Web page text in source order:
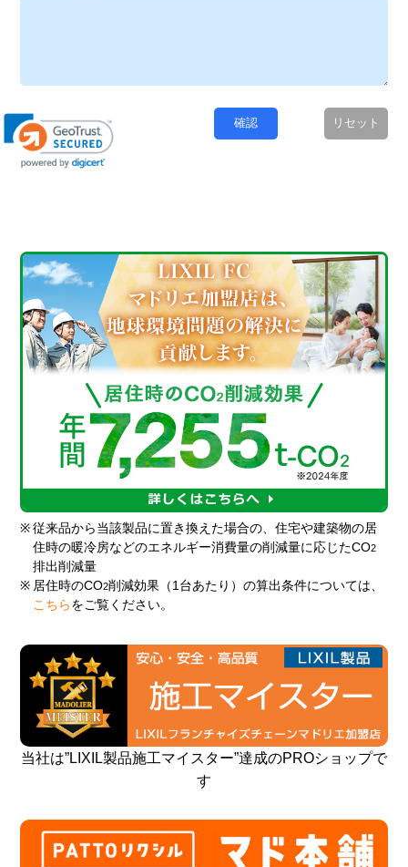
※ 従来品から当該製品に置き換えた場合の、住宅や建築物の居
住時の暖冷房などのエネルギー消費量の削減量に応じたCO2
排出削減量
※ 居住時のCO2削減効果（1台あたり）の算出条件については、
こちら をご覧ください。
当社は”LIXIL製品施工マイスター”達成のPROショップで
す